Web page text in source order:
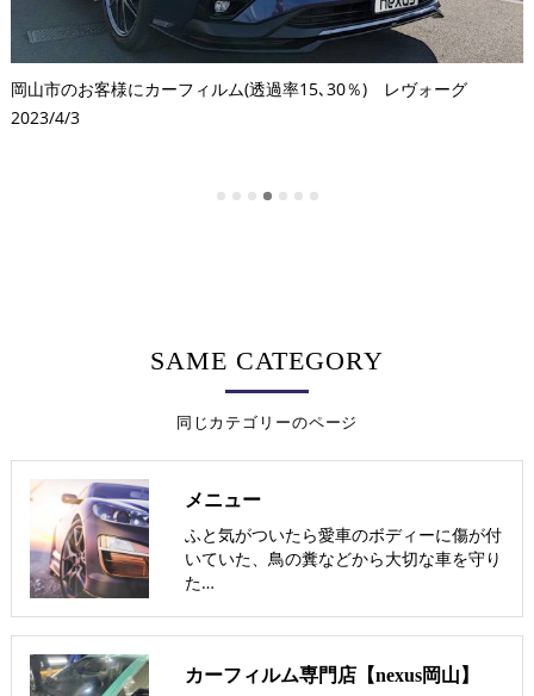
岡山市のお客様にカーフィルム(透過率15､30％) レヴォーグ
2023/4/3
同じカテゴリーのページ
SAME CATEGORY
メニュー
ふと気がついたら愛車のボディーに傷が付
いていた、鳥の糞などから大切な車を守り
た…
カーフィルム専門店【nexus岡山】